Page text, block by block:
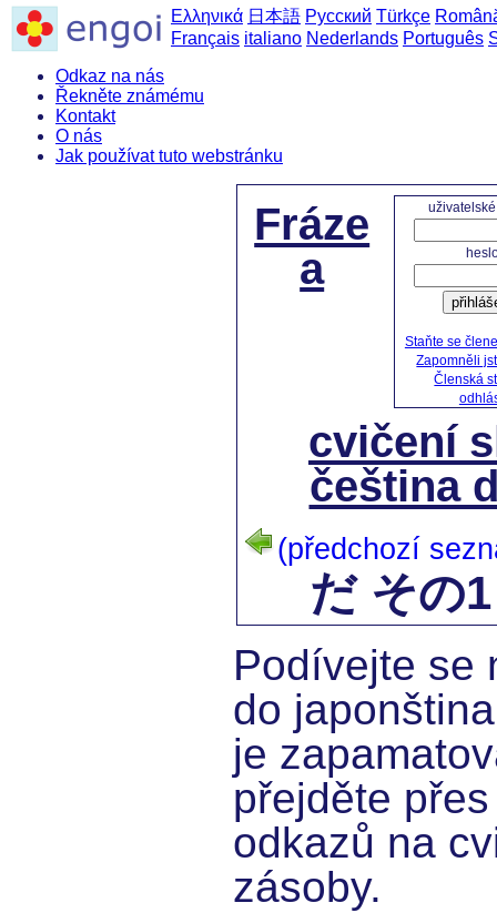
Ελληνικά 日本語 Русский Türkçe
Français italiano Nederlands Português
Odkaz na nás
Řekněte známému
Kontakt
O nás
Jak používat tuto webstránku
Staňte se
Zapomněli
Členská
Fráze
a
cvičení
čeština
(předchozí
だ その1
Podívejte se
do
je
přejděte
odkazů na
zásoby.